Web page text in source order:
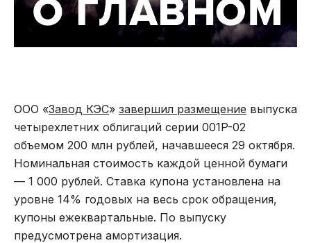
ООО «Завод КЭС» завершил размещение выпуска
четырехлетних облигаций серии 001P-02
объемом 200 млн рублей, начавшееся 29 октября.
Номинальная стоимость каждой ценной бумаги
— 1 000 рублей. Ставка купона установлена на
уровне 14% годовых на весь срок обращения,
купоны ежеквартальные. По выпуску
предусмотрена амортизация.